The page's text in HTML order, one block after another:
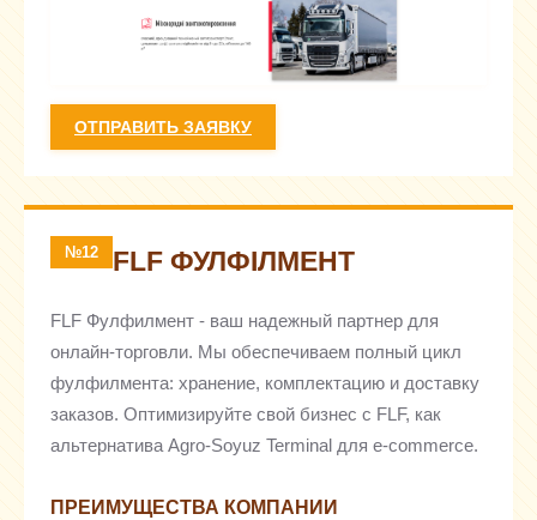
ОТПРАВИТЬ ЗАЯВКУ
№12 FLF ФУЛФІЛМЕНТ
FLF Фулфилмент - ваш надежный партнер для
онлайн-торговли. Мы обеспечиваем полный цикл
фулфилмента: хранение, комплектацию и доставку
заказов. Оптимизируйте свой бизнес с FLF, как
альтернатива Agro-Soyuz Terminal для e-commerce.
ПРЕИМУЩЕСТВА КОМПАНИИ